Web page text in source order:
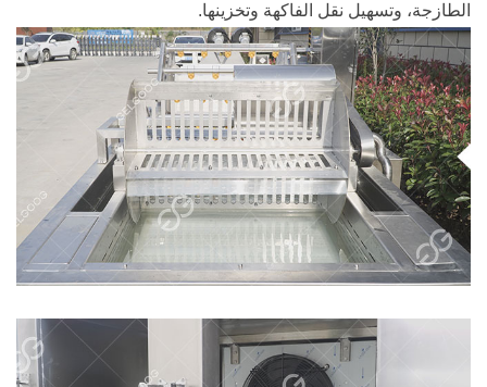
الطازجة، وتسهيل نقل الفاكهة وتخزينها.